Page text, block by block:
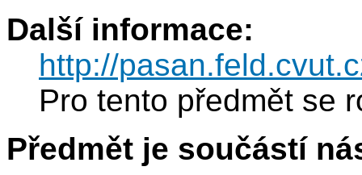
Další informace:
http://
Pro tento předmět se
Předmět je součástí